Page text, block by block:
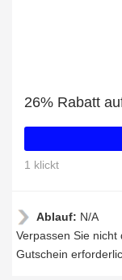
1 klickt
Ablauf: N/A
Verpassen Sie nicht
Gutschein